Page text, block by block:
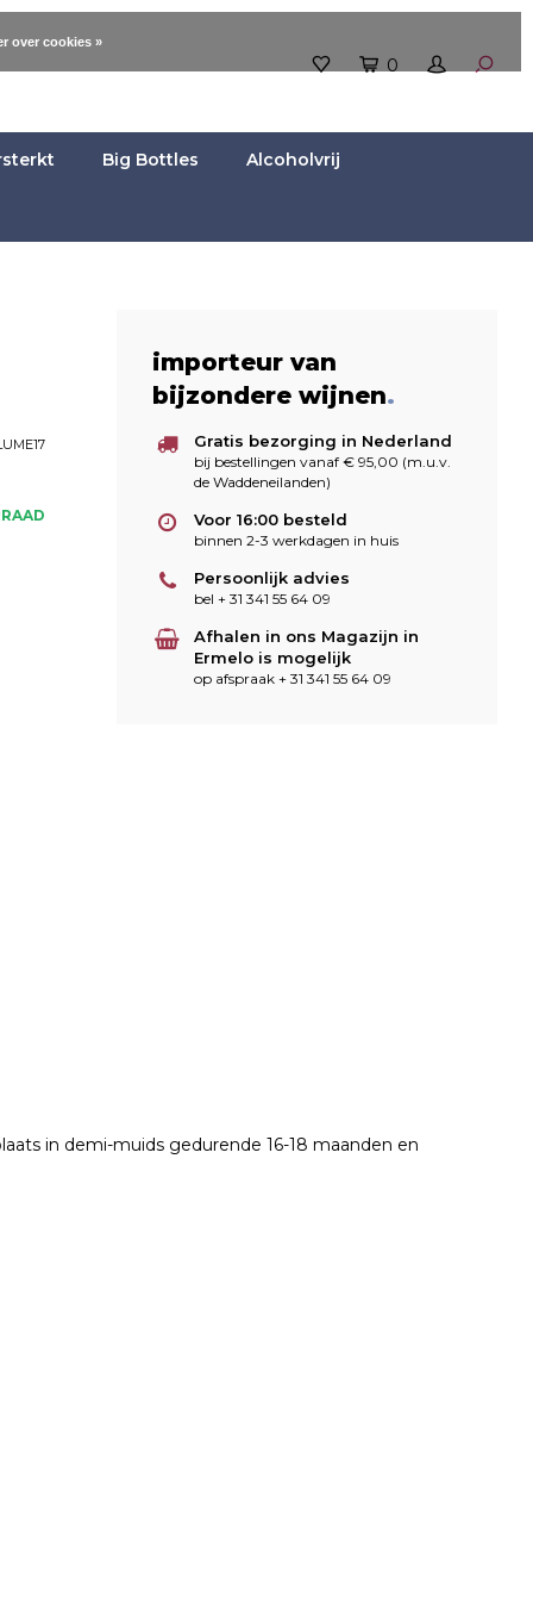
0
Big Bottles Alcoholvrij
importeur van
bijzondere wijnen.
Gratis bezorging in Nederland
bij bestellingen vanaf € 95,00 (m.u.v.
de Waddeneilanden)
Voor 16:00 besteld
binnen 2-3 werkdagen in huis
Persoonlijk advies
bel + 31 341 55 64 09
Afhalen in ons Magazijn in
Ermelo is mogelijk
op afspraak + 31 341 55 64 09
in demi-muids gedurende 16-18 maanden en
over cookies »